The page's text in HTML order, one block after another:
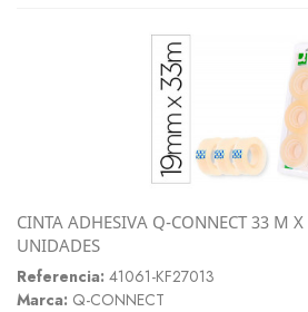
CINTA ADHESIVA Q-CONNECT 33 M
UNIDADES
Referencia: 41061-KF27013
Marca: Q-CONNECT